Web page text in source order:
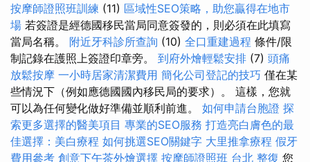
按摩師證照班訓練 (11) 區域性SEO策略，助您贏得在地市
場 若簽證是經德國移民當局同意簽發的，則必須在此填寫
當局名稱。 附近牙科診所查詢 (10) 全口重建過程 條件/限
制記錄在護照上簽證印章旁。 到府外燴輕鬆安排 (7) 頭痛
放鬆按摩 一小時居家清潔費用 簡化公司登記的技巧 僅在某
些情況下（例如應德國國內移民局的要求）。 這樣，您就
可以為任何變化做好準備並順利前進。 如何申請台胞證 探
索更多選擇的醫美項目 專業的SEO服務 打造亮白膚色的最
佳選擇：美白療程 如何挑選SEO關鍵字 大里推拿療程 假牙
費用參考 創意下午茶外燴選擇 按摩師證照班 台北 整復 您